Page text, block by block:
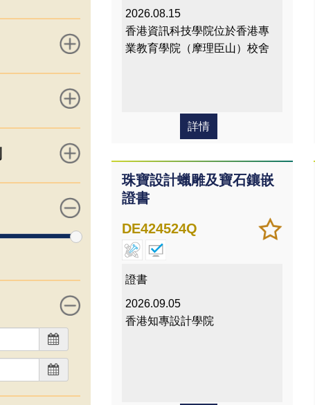
課程
2026.08.15
香港資訊科技學院位於香港專
業教育學院（摩理臣山）校舍
詳情
珠寶設計蠟雕及寶石鑲嵌
證書
加
入/
儲存
課程
DE424524Q
證書
2026.09.05
香港知專設計學院